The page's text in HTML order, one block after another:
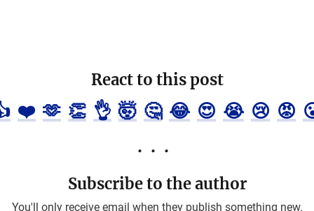
React to this post
❤️ 🫶 👏 👌 🤯 🤔 😂 😍 😭 😢 😡
Subscribe to the author
You'll only receive email when they publish something new.